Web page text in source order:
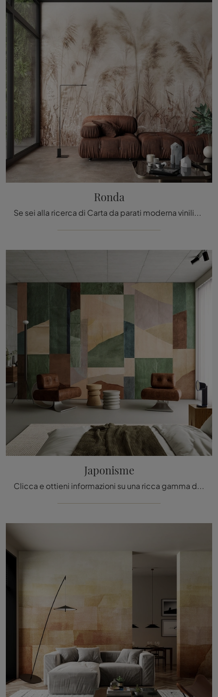
Ronda
Se sei alla ricerca di Carta da parati moderna vinilica, clicca e ottieni informazioni sulle varie proposte di Inkiostro Bianco come il modello Ronda.
Japonisme
Clicca e ottieni informazioni su una ricca gamma di Carta da parati vinilica moderna: il modello Japonisme di Inkiostro Bianco ti attende!